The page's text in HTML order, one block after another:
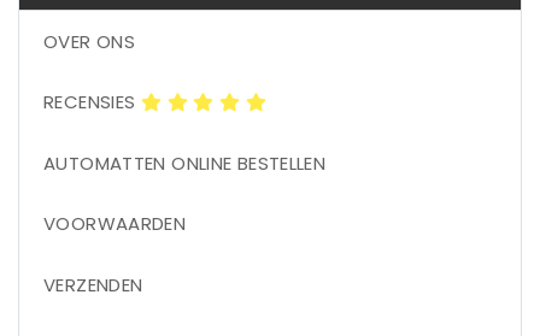
OVER ONS
RECENSIES
AUTOMATTEN ONLINE BESTELLEN
VOORWAARDEN
VERZENDEN